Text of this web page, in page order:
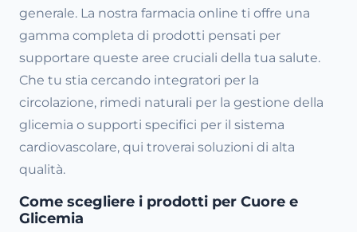
generale. La nostra farmacia online ti offre una
gamma completa di prodotti pensati per
supportare queste aree cruciali della tua salute.
Che tu stia cercando integratori per la
circolazione, rimedi naturali per la gestione della
glicemia o supporti specifici per il sistema
cardiovascolare, qui troverai soluzioni di alta
qualità.
Come scegliere i prodotti per Cuore e
Glicemia